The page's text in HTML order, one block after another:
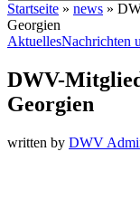
Startseite » news »
Georgien
AktuellesNachrichten
DWV-
Georgien
written by DWV